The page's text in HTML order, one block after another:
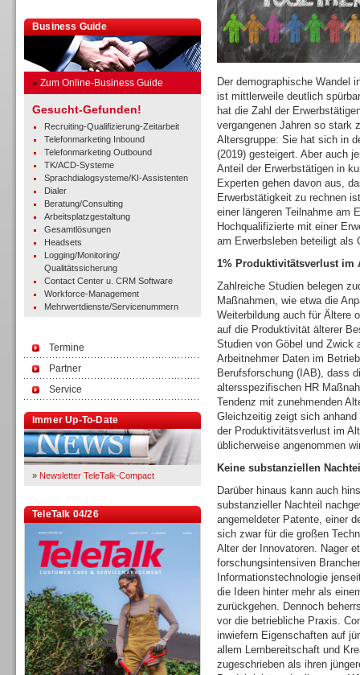
Business Guide
» Zum Online-Business Guide
Gesucht-Gefunden!
Recruiting-Qualifizierung-Zeitarbeit
Telefonmarketing Inbound
Telefonmarketing Outbound
TK/ACD-Systeme
Sprachdialogsysteme/KI-Assistenten
Dialer
Beratung/Consulting
Arbeitsplatzgestaltung
Gesamtlösungen
Headsets
Logging/Monitoring/
Qualitätssicherung
Contact Center u. CRM Software
Workforce-Management
Mehrwertdienste/Servicenummern
Termine
Partner
Service
Immer Up-To-Date
» Newsletter TeleTalk-Compact
TeleTalk 04/26
Der demographische Wandel
ist mittlerweile deutlich
hat die Zahl der
vergangenen Jahren so stark
Altersgruppe: Sie hat sich in
(2019) gesteigert. Aber auch
Anteil der Erwerbstätigen in
Experten gehen davon aus,
Erwerbstätigkeit zu rechnen
einer längeren Teilnahme am
Hochqualifizierte mit einer
am Erwerbsleben beteiligt als
1% Produktivitätsverlust im
Zahlreiche Studien belegen
Maßnahmen, wie etwa die
Weiterbildung auch für Ältere
auf die Produktivität älterer
Studien von Göbel und Zwick
Arbeitnehmer Daten im
Berufsforschung (IAB), dass
altersspezifischen HR
Tendenz mit zunehmenden
Gleichzeitig zeigt sich
der Produktivitätsverlust im
üblicherweise angenommen
Keine substanziellen
Darüber hinaus kann auch
substanzieller Nachteil
angemeldeter Patente, einer
sich zwar für die großen
Alter der Innovatoren. Nager
forschungsintensiven
Informationstechnologie
die Ideen hinter mehr als
zurückgehen. Dennoch
vor die betriebliche Praxis.
inwiefern Eigenschaften auf
allem Lernbereitschaft und
zugeschrieben als ihren